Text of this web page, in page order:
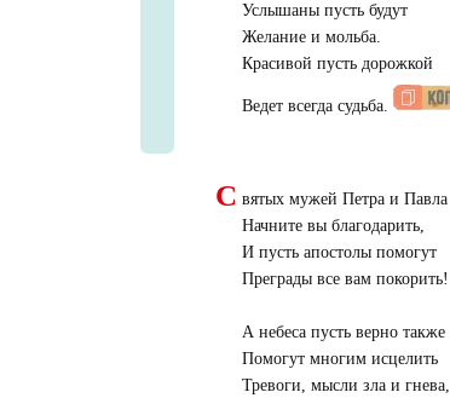
Услышаны пусть будут
Желание и мольба.
Красивой пусть дорожкой
Ведет всегда судьба.
С вятых мужей Петра и Павла
Начните вы благодарить,
И пусть апостолы помогут
Преграды все вам покорить!
А небеса пусть верно также
Помогут многим исцелить
Тревоги, мысли зла и гнева,